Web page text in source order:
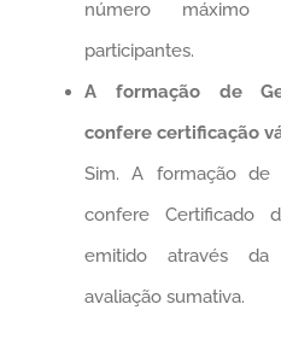
número máximo
participantes.
A formação de
confere certificação
Sim. A formação de
confere Certificado
emitido através da
avaliação sumativa.